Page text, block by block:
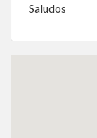
Saludos